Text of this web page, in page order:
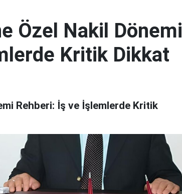
Özel Nakil Dönemi
Kritik Dikkat
Rehberi: İş ve İşlemlerde Kritik